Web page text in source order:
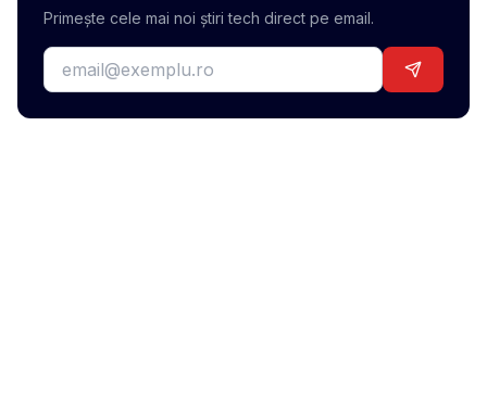
Primește cele mai noi știri tech direct pe email.